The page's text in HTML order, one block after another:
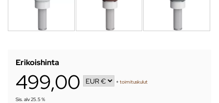
Erikoishinta
499,00 +toimituskulut
Sis. alv 25.5 %